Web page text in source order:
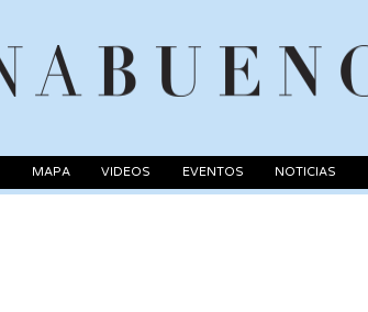
MAPA VIDEOS EVENTOS NOTICIAS